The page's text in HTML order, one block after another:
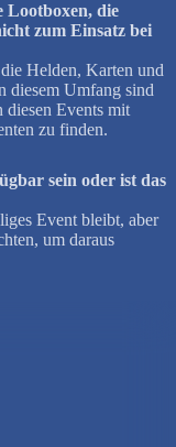
Lootboxen, die
zum Einsatz bei
Helden, Karten und
diesem Umfang sind
Events mit
zu finden.
sein oder ist das
Event bleibt, aber
um daraus